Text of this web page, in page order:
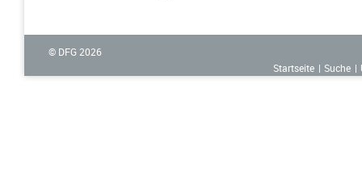
© DFG 2026
Startseite
Suche